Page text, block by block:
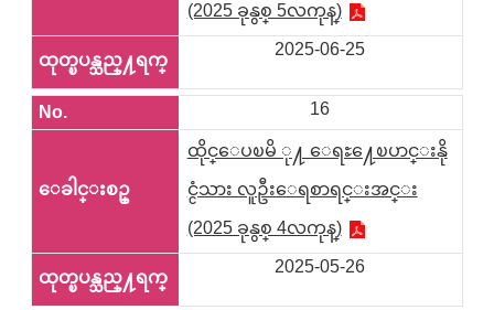
(2025 ခုနွစ္ 5လကုန္)
2025-06-25
16
ထိုင္ေပၿမိ ု႔ ေရႊ႔ေၿပာင္းနို
င္ငံသား လူဦးေရစာရင္းအင္း
(2025 ခုနွစ္ 4လကုန္)
2025-05-26